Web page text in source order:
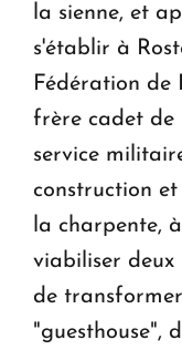
la sienne, et
s'établir à
Fédération de
frère cadet de
service
construction
la charpente,
viabiliser deux
de
"guesthouse",